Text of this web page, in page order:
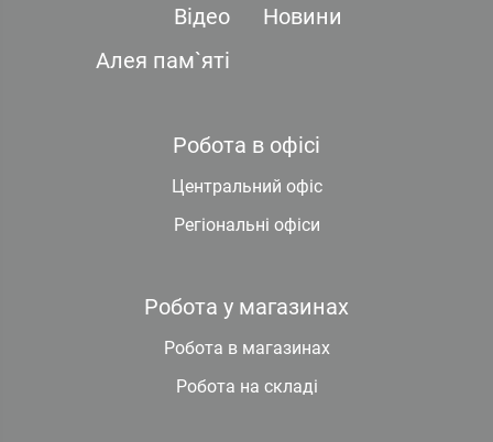
Відео
Новини
Алея пам`яті
Робота в офісі
Центральний офіс
Регіональні офіси
Робота у магазинах
Робота в магазинах
Робота на складі